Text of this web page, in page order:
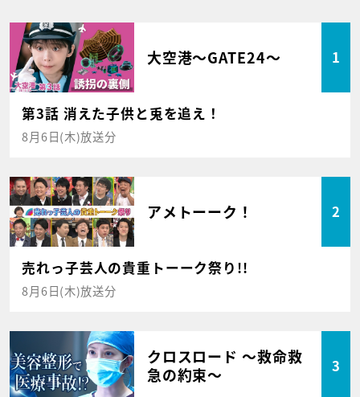
大空港～GATE24～ 1
第3話 消えた子供と兎を追え！
8月6日(木)放送分
アメトーーク！ 2
売れっ子芸人の貴重トーーク祭り!!
8月6日(木)放送分
クロスロード ～救命救
急の約束～
3